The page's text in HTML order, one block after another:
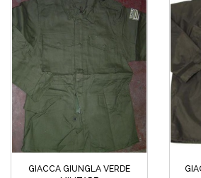
GIACCA GIUNGLA VERDE